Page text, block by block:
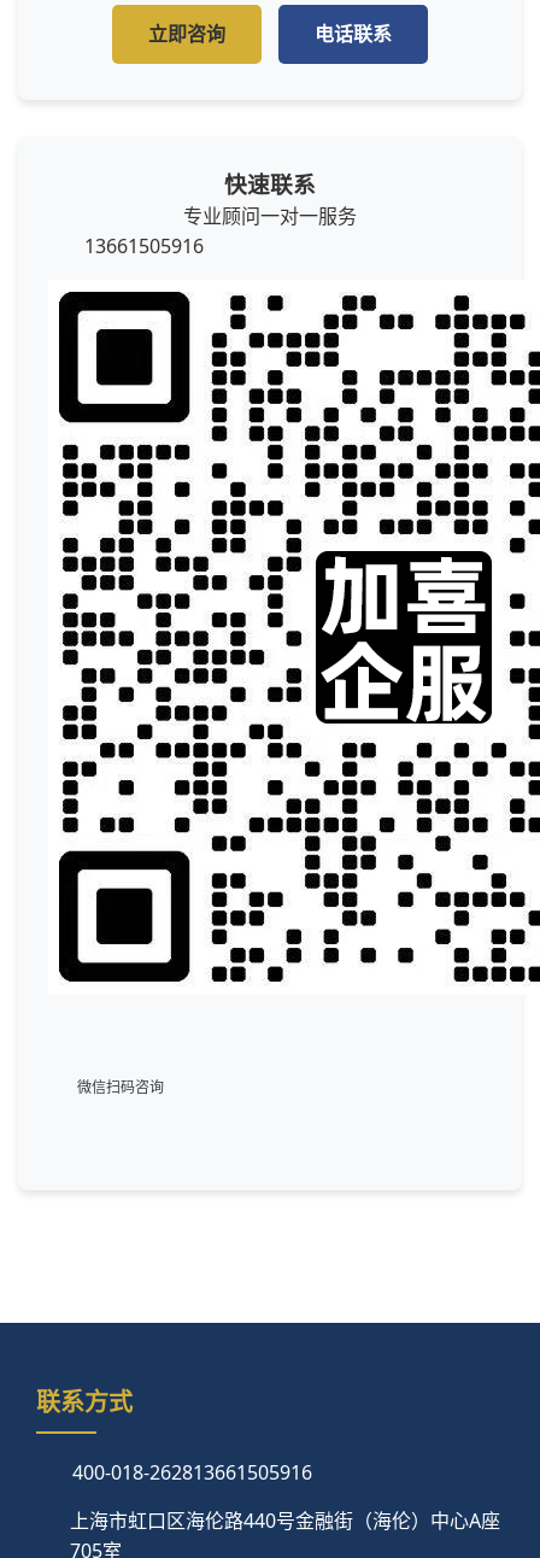
立即咨询 电话联系
快速联系
专业顾问一对一服务
13661505916
微信扫码咨询
联系方式
400-018-262813661505916
上海市虹口区海伦路440号金融街（海伦）中心A座
705室